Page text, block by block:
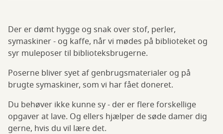
i
Hårlev
biblioteksbøgerne
-
i
Der er dømt hygge og snak over stof, perler,
symaskiner - og kaffe, når vi mødes på biblioteket og
syr muleposer til biblioteksbrugerne.
Poserne bliver syet af genbrugsmaterialer og på
brugte symaskiner, som vi har fået doneret.
Du behøver ikke kunne sy - der er flere forskellige
opgaver at lave. Og ellers hjælper de søde damer dig
gerne, hvis du vil lære det.